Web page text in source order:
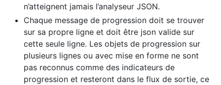
n’atteignent jamais l’analyseur JSON.
Chaque message de progression doit se trouver
sur sa propre ligne et doit être json valide sur
cette seule ligne. Les objets de progression sur
plusieurs lignes ou avec mise en forme ne sont
pas reconnus comme des indicateurs de
progression et resteront dans le flux de sortie, ce